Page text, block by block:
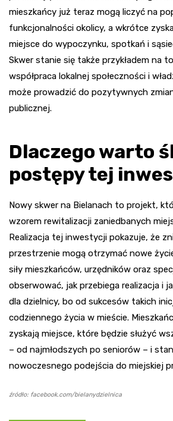
mieszkańcy już teraz mogą liczyć na
funkcjonalności okolicy, a wkrótce
miejsce do wypoczynku, spotkań i
Skwer stanie się także przykładem na
współpraca lokalnej społeczności i
może prowadzić do pozytywnych
publicznej.
Dlaczego warto
postępy tej
Nowy skwer na Bielanach to projekt,
wzorem rewitalizacji zaniedbanych
Realizacja tej inwestycji pokazuje, że
przestrzenie mogą otrzymać nowe
siły mieszkańców, urzędników oraz
obserwować, jak przebiega realizacja i
dla dzielnicy, bo od sukcesów takich
codziennego życia w mieście.
zyskają miejsce, które będzie służyć
– od najmłodszych po seniorów – i
nowoczesnego podejścia do miejskiej
źródło: facebook.com/bielanydzielnica